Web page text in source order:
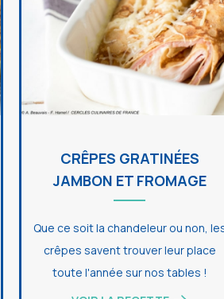
CRÊPES GRATINÉES
JAMBON ET FROMAGE
Que ce soit la chandeleur ou non,
crêpes savent trouver leur place
toute l'année sur nos tables !